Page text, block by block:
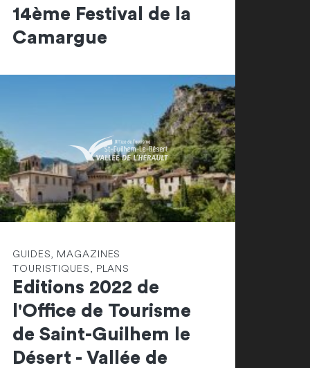
14ème Festival de la
Camargue
GUIDES, MAGAZINES
TOURISTIQUES, PLANS
Editions 2022 de
l'Office de Tourisme
de Saint-Guilhem le
Désert - Vallée de